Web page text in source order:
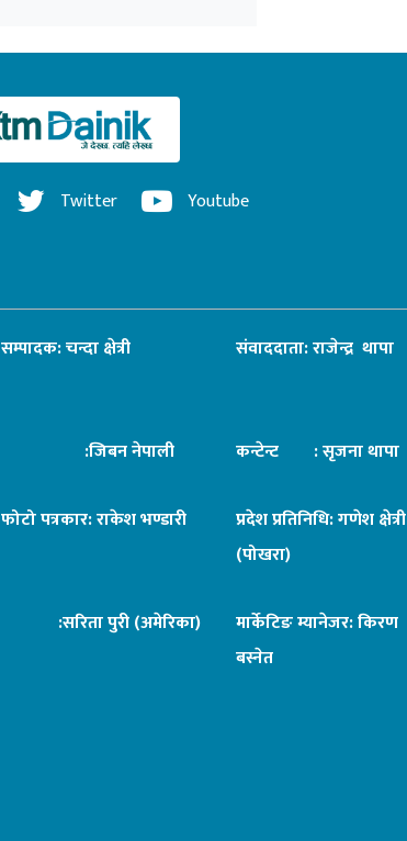
Twitter Youtube
सम्पादक: चन्दा क्षेत्री संवाददाता: राजेन्द्र थापा
:जिबन नेपाली कन्टेन्ट : सृजना थापा
फोटो पत्रकार: राकेश भण्डारी
प्रदेश प्रतिनिधि: गणेश क्षेत्री
(पोखरा)
:सरिता पुरी (अमेरिका)
मार्केटिङ म्यानेजर: किरण
बस्नेत